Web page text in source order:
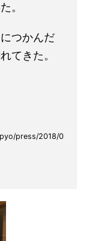
。
つかんだ
てきた。
press/2018/0